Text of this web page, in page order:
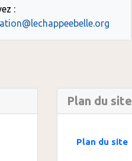
:
Plan du site
Plan du site